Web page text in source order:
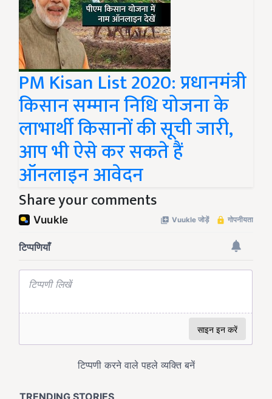
PM Kisan List 2020: प्रधानमंत्री
किसान सम्मान निधि योजना के
लाभार्थी किसानों की सूची जारी,
आप भी ऐसे कर सकते हैं
ऑनलाइन आवेदन
Share your comments